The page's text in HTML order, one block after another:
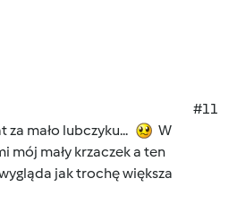
#11
za mało lubczyku...
W
mój mały krzaczek a ten
jak trochę większa